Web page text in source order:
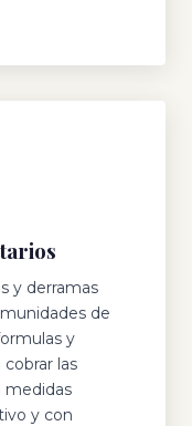
y derramas
de
y
las
medidas
y con